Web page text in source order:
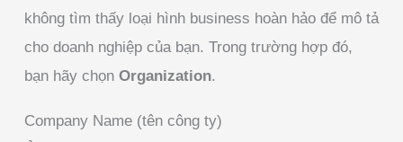
không tìm thấy loại hình business hoàn hảo để mô tả
cho doanh nghiệp của bạn. Trong trường hợp đó,
bạn hãy chọn Organization.
Company Name (tên công ty)